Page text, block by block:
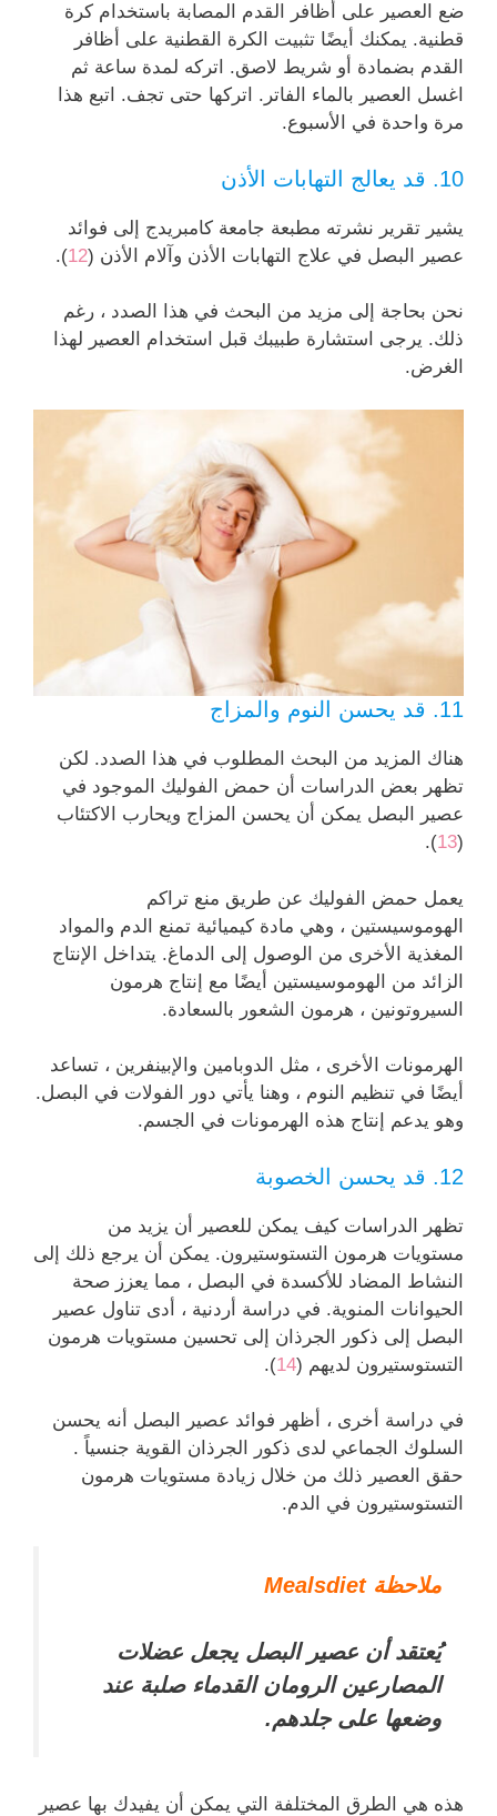
ضع العصير على أظافر القدم المصابة باستخدام كرة
قطنية. يمكنك أيضًا تثبيت الكرة القطنية على أظافر
القدم بضمادة أو شريط لاصق. اتركه لمدة ساعة ثم
اغسل العصير بالماء الفاتر. اتركها حتى تجف. اتبع هذا
مرة واحدة في الأسبوع.
10. قد يعالج التهابات الأذن
يشير تقرير نشرته مطبعة جامعة كامبريدج إلى فوائد
عصير البصل في علاج التهابات الأذن وآلام الأذن (12
).
نحن بحاجة إلى مزيد من البحث في هذا الصدد ، رغم
ذلك. يرجى استشارة طبيبك قبل استخدام العصير لهذا
الغرض.
11. قد يحسن النوم والمزاج
هناك المزيد من البحث المطلوب في هذا الصدد. لكن
تظهر بعض الدراسات أن حمض الفوليك الموجود في
عصير البصل يمكن أن يحسن المزاج ويحارب الاكتئاب
(
13
).
يعمل حمض الفوليك عن طريق منع تراكم
الهوموسيستين ، وهي مادة كيميائية تمنع الدم والمواد
المغذية الأخرى من الوصول إلى الدماغ. يتداخل الإنتاج
الزائد من الهوموسيستين أيضًا مع إنتاج هرمون
السيروتونين ، هرمون الشعور بالسعادة.
الهرمونات الأخرى ، مثل الدوبامين والإبينفرين ، تساعد
أيضًا في تنظيم النوم ، وهنا يأتي دور الفولات في البصل.
وهو يدعم إنتاج هذه الهرمونات في الجسم.
12. قد يحسن الخصوبة
تظهر الدراسات كيف يمكن للعصير أن يزيد من
مستويات هرمون التستوستيرون. يمكن أن يرجع ذلك إلى
النشاط المضاد للأكسدة في البصل ، مما يعزز صحة
الحيوانات المنوية. في دراسة أردنية ، أدى تناول عصير
البصل إلى ذكور الجرذان إلى تحسين مستويات هرمون
التستوستيرون لديهم (14
).
في دراسة أخرى ، أظهر فوائد عصير البصل أنه يحسن
السلوك الجماعي لدى ذكور الجرذان القوية جنسياً .
حقق العصير ذلك من خلال زيادة مستويات هرمون
التستوستيرون في الدم.
ملاحظة Mealsdiet
يُعتقد أن عصير البصل يجعل عضلات
المصارعين الرومان القدماء صلبة عند
وضعها على جلدهم.
هذه هي الطرق المختلفة التي يمكن أن يفيدك بها عصير